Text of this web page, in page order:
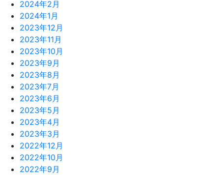
2024年2月
2024年1月
2023年12月
2023年11月
2023年10月
2023年9月
2023年8月
2023年7月
2023年6月
2023年5月
2023年4月
2023年3月
2022年12月
2022年10月
2022年9月